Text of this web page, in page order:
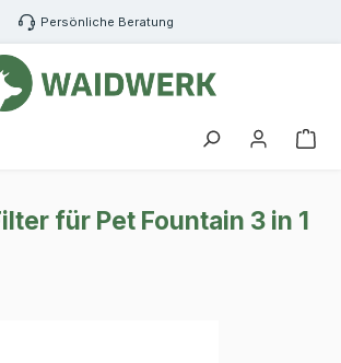
Persönliche Beratung
für Pet Fountain 3 in 1